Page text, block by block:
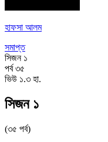
হাফসা আলম
সমাপ্ত
সিজন ১
পর্ব ৩৫
ভিউ ১.৩ হা.
সিজন ১
(৩৫ পর্ব)